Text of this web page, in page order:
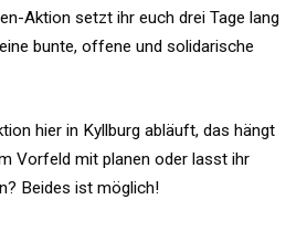
Aktion setzt ihr euch drei Tage lang
bunte, offene und solidarische
hier in Kyllburg abläuft, das hängt
Vorfeld mit planen oder lasst ihr
Beides ist möglich!